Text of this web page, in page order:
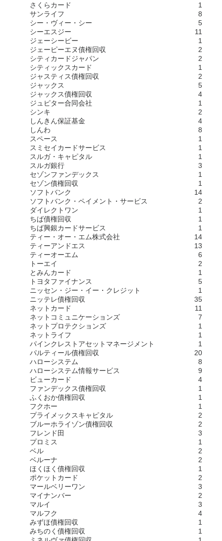
さくらカード
1
サンライフ
8
シー・ヴィー・シー
5
シーエスジー
11
ジェーシービー
1
ジェーピーエヌ債権回収
2
シティカードジャパン
2
シティックスカード
1
ジャスティス債権回収
2
ジャックス
5
ジャックス債権回収
4
ジュピター合同会社
1
シンキ
2
しんきん保証基金
4
しんわ
8
スペース
1
スミセイカードサービス
1
スルガ・キャピタル
1
スルガ銀行
3
セゾンファンデックス
1
セゾン債権回収
1
ソフトバンク
14
ソフトバンク・ペイメント・サービス
2
ダイレクトワン
1
ちば債権回収
1
ちば興銀カードサービス
1
ティー・オー・エム株式会社
14
ティーアンドエス
13
ティーオーエム
6
トーエイ
2
とみんカード
1
トヨタファイナンス
5
ニッセン・ジー・イー・クレジット
1
ニッテレ債権回収
35
ネットカード
11
ネットコミュニケーションズ
7
ネットプロテクションズ
1
ネットライフ
1
パインクレストアセットマネージメント
1
パルティール債権回収
20
ハローシステム
8
ハローシステム情報サービス
9
ビューカード
4
ファンデックス債権回収
1
ふくおか債権回収
1
フクホー
1
プライメックスキャピタル
2
ブルーホライゾン債権回収
2
フレンド田
3
プロミス
1
ベル
2
ベルーナ
2
ほくほく債権回収
1
ポケットカード
2
マールベリーワン
3
マイナンバー
2
マルイ
3
マルフク
4
みずほ債権回収
1
みちのく債権回収
1